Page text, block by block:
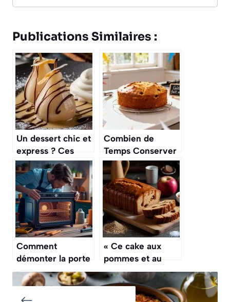
Publications Similaires :
Un dessert chic et
express ? Ces
poires Belle-
Hélène revisitées
sont prêtes en 20
minutes
Combien de
Temps Conserver
un Gâteau Fait
Maison en Toute
Sécurité ?
Comment
démonter la porte
d’un four en toute
sécurité ?
« Ce cake aux
pommes et au
caramel au beurre
salé, c’est le
goûter le plus